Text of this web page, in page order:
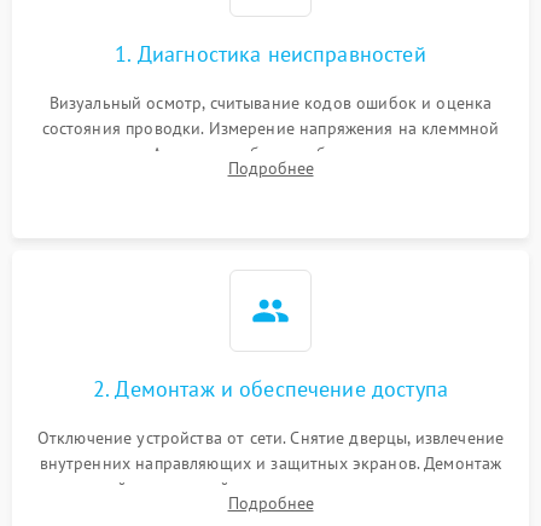
1. Диагностика неисправностей
Визуальный осмотр, считывание кодов ошибок и оценка
состояния проводки. Измерение напряжения на клеммной
колодке. Анализ жалоб на проблемы с нагревом,
конвекцией, панелью управления или блокировкой дверцы.
Подробнее
2. Демонтаж и обеспечение доступа
Отключение устройства от сети. Снятие дверцы, извлечение
внутренних направляющих и защитных экранов. Демонтаж
задней или верхней панели для прямого доступа к
нагревательным элементам, плате и вентиляторам.
Подробнее